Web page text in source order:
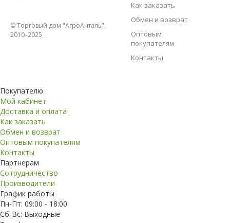
© Торговый дом "АгроАнталь",
2010–2025
Как заказать
Обмен и возврат
Оптовым
покупателям
Контакты
Покупателю
Мой кабинет
Доставка и оплата
Как заказать
Обмен и возврат
Оптовым покупателям
Контакты
Партнерам
Сотрудничество
Производители
График работы
Пн-Пт: 09:00 - 18:00
Сб-Вс: Выходные